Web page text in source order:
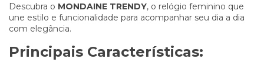
Descubra o MONDAINE TRENDY, o relógio feminino que
une estilo e funcionalidade para acompanhar seu dia a dia
com elegância.
Principais Características: